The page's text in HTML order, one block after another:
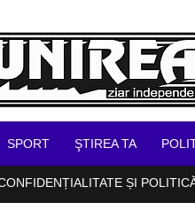
SPORT ŞTIREA TA
ȘI